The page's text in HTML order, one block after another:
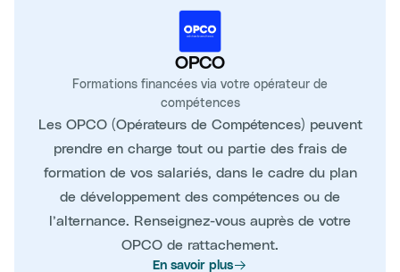
OPCO
Formations financées via votre opérateur de
compétences
Les OPCO (Opérateurs de Compétences) peuvent
prendre en charge tout ou partie des frais de
formation de vos salariés, dans le cadre du plan
de développement des compétences ou de
l’alternance. Renseignez-vous auprès de votre
OPCO de rattachement.
En savoir plus